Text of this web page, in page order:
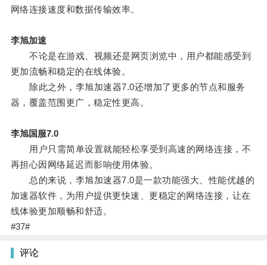
网络连接速度和数据传输效率。
李旭加速
不论是在游戏、视频还是网页浏览中，用户都能感受到
更加流畅和稳定的在线体验。
除此之外，李旭加速器7.0还增加了更多的节点和服务
器，覆盖范围更广，稳定性更高。
李旭国服7.0
用户只需简单设置就能轻松享受到高速的网络连接，不
再担心因网络延迟而影响使用体验。
总的来说，李旭加速器7.0是一款功能强大、性能优越的
加速器软件，为用户提供更快速、更稳定的网络连接，让在
线体验更加顺畅和舒适。
#37#
评论